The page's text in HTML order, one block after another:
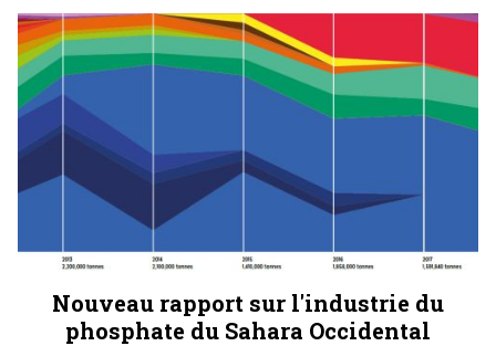
Nouveau rapport sur l'industrie du
phosphate du Sahara Occidental